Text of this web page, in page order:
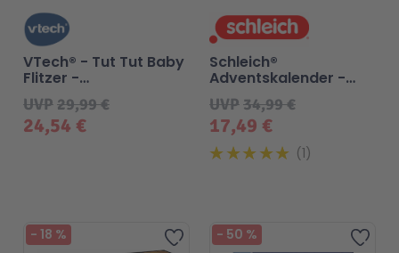
24,54 €
UVP29,99 €
VTech® - Tut Tut Baby
Flitzer -
Adventskalender 2024
17,49 €
UVP34,99 €
Schleich®
Adventskalender -
Dinosaurs 2023
1
Zur Wunschliste
- 18 % - 50 %